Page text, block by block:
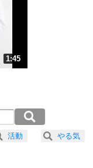
は、行動しないから。
しさで表現する。
1:45
活動 やる気